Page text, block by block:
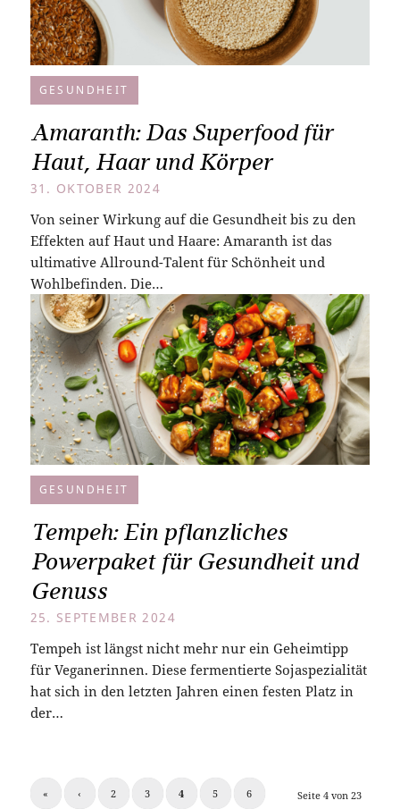
GESUNDHEIT
Amaranth: Das Superfood für
Haut, Haar und Körper
31. OKTOBER 2024
Von seiner Wirkung auf die Gesundheit bis zu den
Effekten auf Haut und Haare: Amaranth ist das
ultimative Allround-Talent für Schönheit und
Wohlbefinden. Die…
GESUNDHEIT
Tempeh: Ein pflanzliches
Powerpaket für Gesundheit und
Genuss
25. SEPTEMBER 2024
Tempeh ist längst nicht mehr nur ein Geheimtipp
für Veganerinnen. Diese fermentierte Sojaspezialität
hat sich in den letzten Jahren einen festen Platz in
der…
Seite 4 von 23
« ‹ 2 3 4 5 6